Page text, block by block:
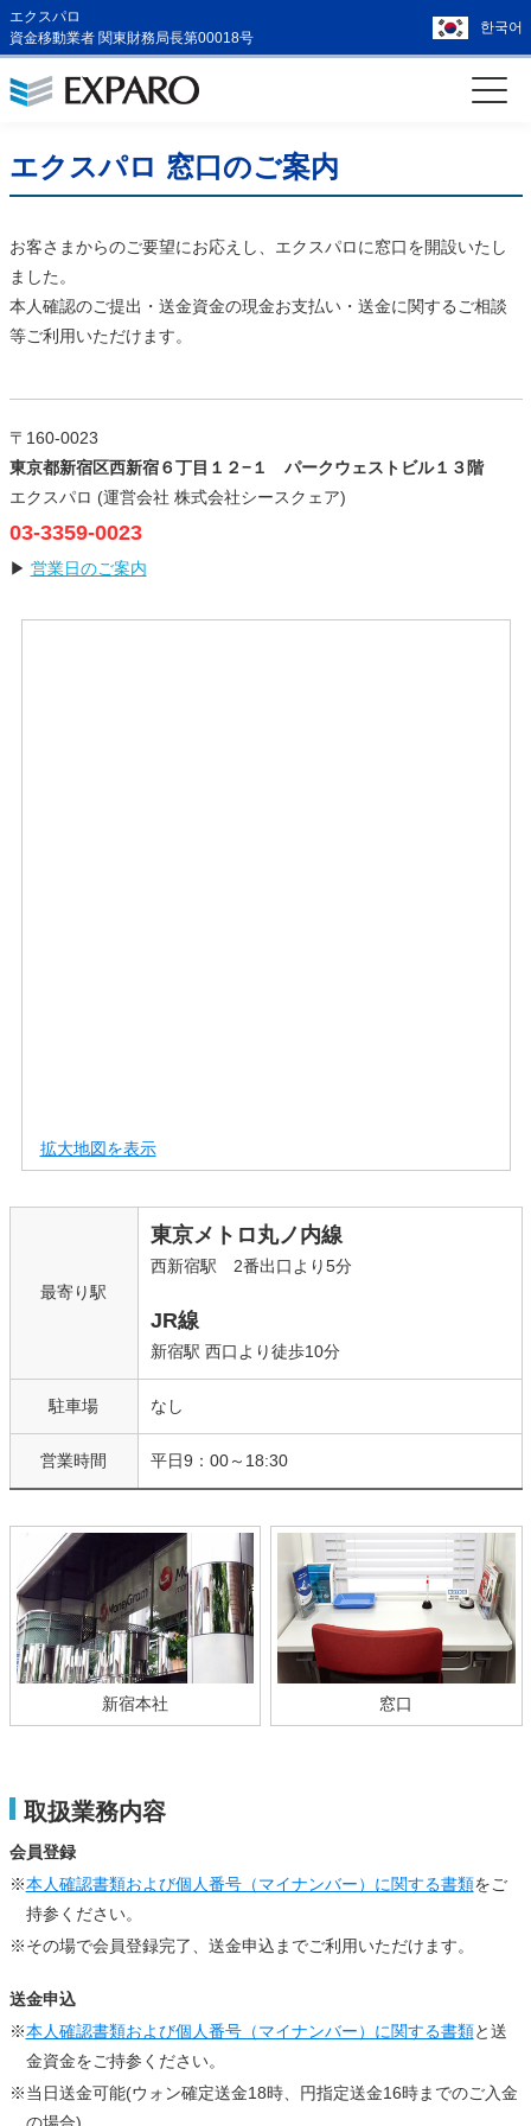
エクスパロ
資金移動業者 関東財務局長第00018号
한국어
エクスパロ 窓口のご案内
お客さまからのご要望にお応えし、エクスパロに窓口を開設いたし
ました。
本人確認のご提出・送金資金の現金お支払い・送金に関するご相談
等ご利用いただけます。
〒160-0023
東京都新宿区西新宿６丁目１２−１ パークウェストビル１３階
エクスパロ (運営会社 株式会社シースクェア)
03-3359-0023
▶ 営業日のご案内
拡大地図を表示
最寄り駅
東京メトロ丸ノ内線
西新宿駅 2番出口より5分
JR線
新宿駅 西口より徒歩10分
駐車場 なし
営業時間 平日9：00～18:30
新宿本社 窓口
取扱業務内容
会員登録
※本人確認書類および個人番号（マイナンバー）に関する書類をご
持参ください。
※その場で会員登録完了、送金申込までご利用いただけます。
送金申込
※本人確認書類および個人番号（マイナンバー）に関する書類と送
金資金をご持参ください。
※当日送金可能(ウォン確定送金18時、円指定送金16時までのご入金
の場合)。